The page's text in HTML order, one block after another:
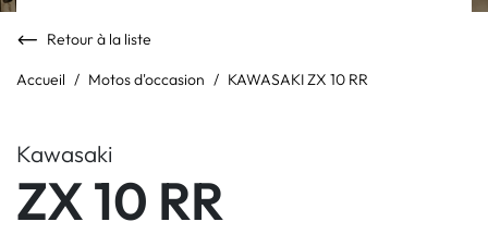
Accueil Motos d'occasion KAWASAKI ZX 10 RR
Retour à la liste
Kawasaki
ZX 10 RR